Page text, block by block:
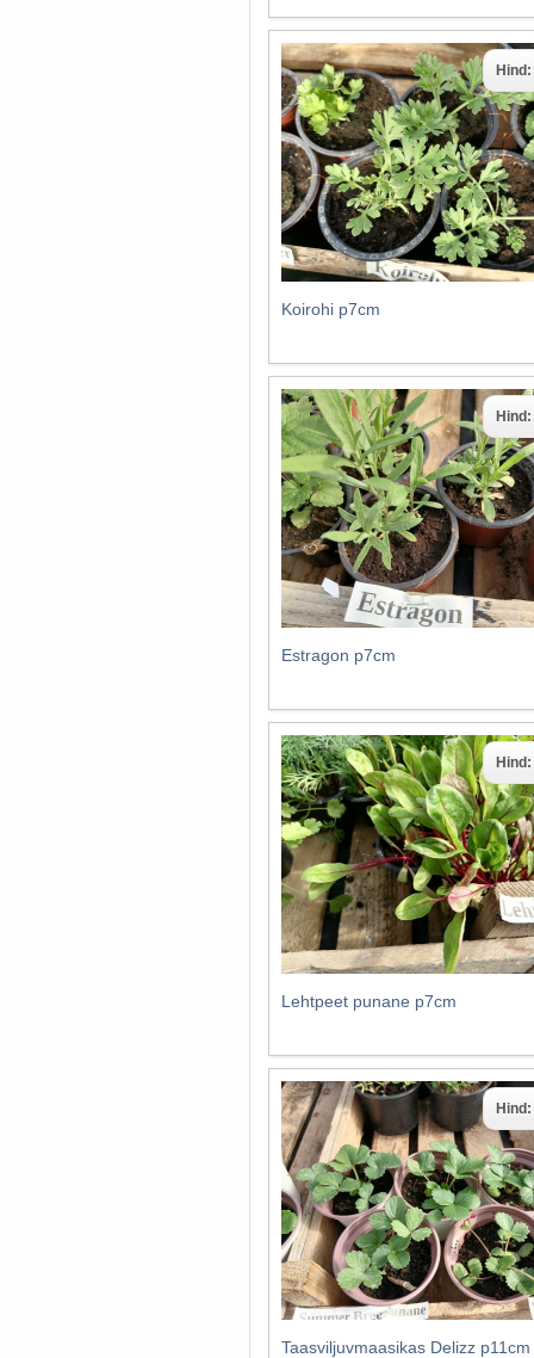
Koirohi p7cm
Hind:
Estragon p7cm
Hind:
Lehtpeet punane p7cm
Hind:
Taasviljuvmaasikas Delizz p11cm
Hind: